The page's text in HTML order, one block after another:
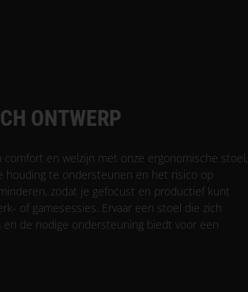
ONTWERP
comfort en welzijn met onze ergonomische stoel,
houding te ondersteunen en het risico op
zodat je gefocust en productief kunt
of gamesessies. Ervaar een stoel die zich
en de nodige ondersteuning biedt voor een